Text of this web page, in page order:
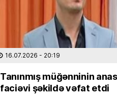
16.07.2026 - 20:19
Tanınmış müğənninin
faciəvi şəkildə vəfat etdi